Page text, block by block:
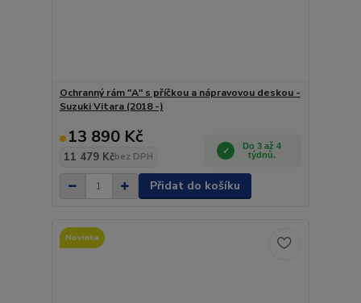
Ochranný rám "A" s příčkou a nápravovou deskou -
Suzuki Vitara (2018 -)
13 890 Kč
11 479 Kčbez DPH
Do 3 až 4
týdnů.
Přidat do košíku
Novinka